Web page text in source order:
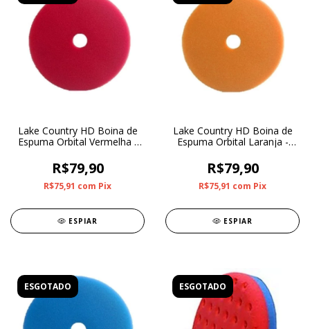
Lake Country HD Boina de
Espuma Orbital Vermelha -
R$79,90
R$75,91 com Pix
ESPIAR
Lake Country HD Boina de
Espuma Orbital Laranja -
R$79,90
R$75,91 com Pix
ESPIAR
ESGOTADO ESGOTADO